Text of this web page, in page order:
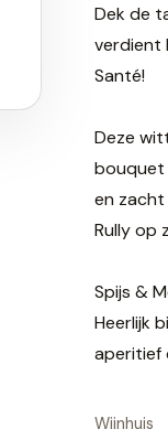
Dek de
verdient
Santé!
Deze
bouquet
en
Rully op
Spijs &
Heerlijk
aperitief
Wijnhuis